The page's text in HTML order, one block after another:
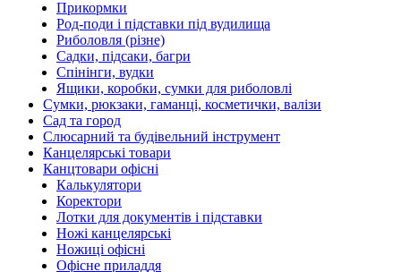
Прикормки
Род-поди і підставки під вудилища
Риболовля (різне)
Садки, підсаки, багри
Спінінги, вудки
Ящики, коробки, сумки для риболовлі
Сумки, рюкзаки, гаманці, косметички, валізи
Сад та город
Слюсарний та будівельний інструмент
Канцелярські товари
Канцтовари офісні
Калькулятори
Коректори
Лотки для документів і підставки
Ножі канцелярські
Ножиці офісні
Офісне приладдя